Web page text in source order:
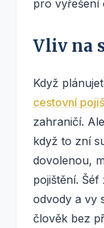
pro vyřešení
Vliv na
Když
cestovní
zahraničí.
když to zní
dovolenou,
pojištění.
odvody a vy
člověk bez